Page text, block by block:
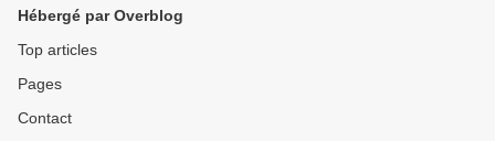
Hébergé par Overblog
Top articles
Pages
Contact